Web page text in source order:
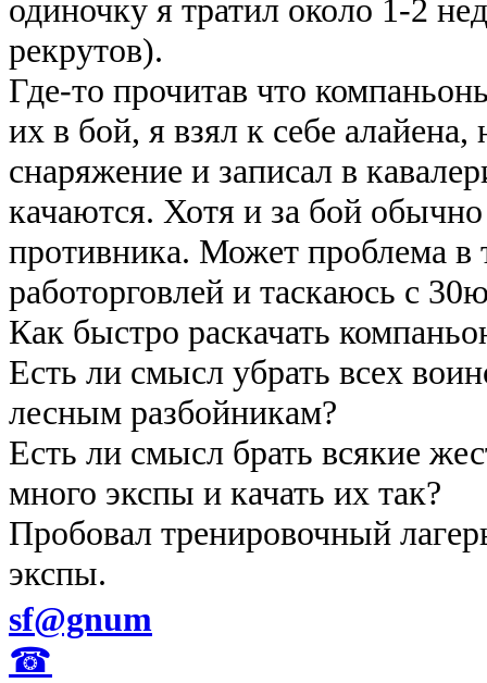
одиночку я тратил около 1-2
рекрутов).
Где-то прочитав что
их в бой, я взял к себе
снаряжение и записал в
качаются. Хотя и за бой
противника. Может проблема в
работорговлей и таскаюсь с
Как быстро раскачать
Есть ли смысл убрать всех
лесным разбойникам?
Есть ли смысл брать всякие
много экспы и качать их так?
Пробовал тренировочный
экспы.
sf@gnum
☎